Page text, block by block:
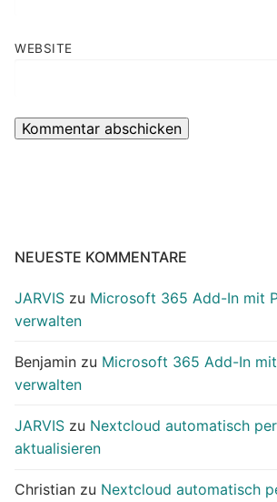
WEBSITE
NEUESTE KOMMENTARE
JARVIS zu Microsoft 365 Add-In mit
verwalten
Benjamin zu Microsoft 365 Add-In
verwalten
JARVIS zu Nextcloud automatisch
aktualisieren
Christian zu Nextcloud automatisch